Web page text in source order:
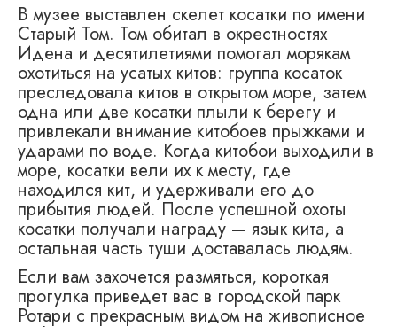
В музее выставлен скелет косатки по имени
Старый Том. Том обитал в окрестностях
Идена и десятилетиями помогал морякам
охотиться на усатых китов: группа косаток
преследовала китов в открытом море, затем
одна или две косатки плыли к берегу и
привлекали внимание китобоев прыжками и
ударами по воде. Когда китобои выходили в
море, косатки вели их к месту, где
находился кит, и удерживали его до
прибытия людей. После успешной охоты
косатки получали награду — язык кита, а
остальная часть туши доставалась людям.
Если вам захочется размяться, короткая
прогулка приведет вас в городской парк
Ротари с прекрасным видом на живописное